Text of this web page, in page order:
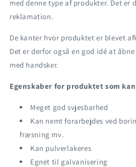
med denne type af produkter. Det er
reklamation.
De kanter hvor produktet er blevet
Det er derfor også en god idé at
med handsker.
Egenskaber for produktet som
Meget god svjesbarhed
Kan nemt forarbejdes ved
fræsning mv.
Kan pulverlakeres
Egnet til galvanisering